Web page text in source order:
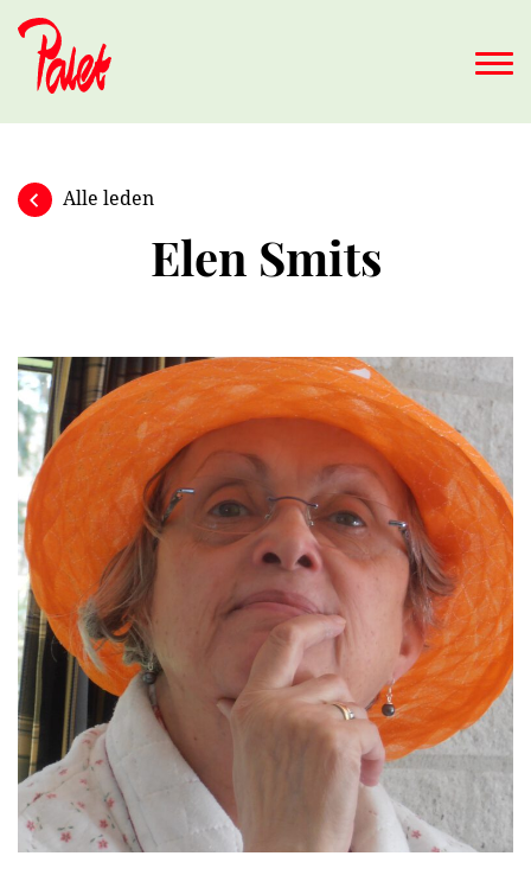
Naar hoofdinhoud
Alle leden
Elen Smits